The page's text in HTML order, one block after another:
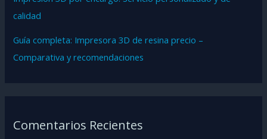
calidad
Guía completa: Impresora 3D de resina precio –
Comparativa y recomendaciones
Comentarios Recientes